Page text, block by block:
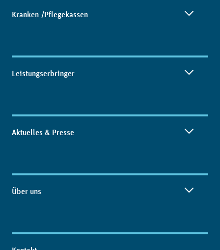
Kranken-/Pflegekassen
Leistungserbringer
Aktuelles & Presse
Über uns